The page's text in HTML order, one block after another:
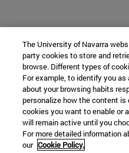
The University of Navarra
party cookies to store and
browse. Different types of
For example, to identify you
about your browsing habits
personalize how the content
cookies you want to enable or
will remain active until you
For more detailed information
our Cookie Policy.